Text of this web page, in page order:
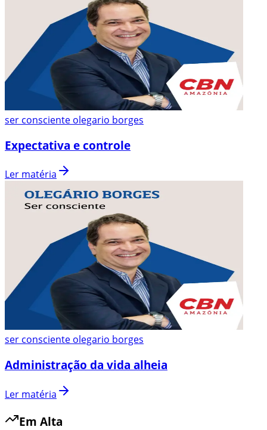
ser consciente olegario borges
Expectativa e controle
Ler matéria
ser consciente olegario borges
Administração da vida alheia
Ler matéria
Em Alta